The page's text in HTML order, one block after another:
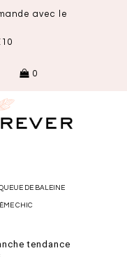
avec le
0
DE BALEINE
CHIC
tendance